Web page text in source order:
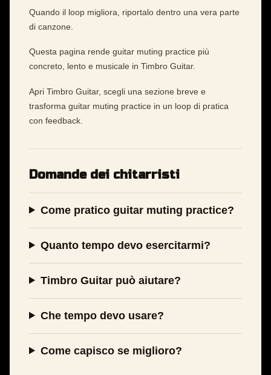
Quando il loop migliora, riportalo dentro una vera parte
di canzone.
Questa pagina rende guitar muting practice più
concreto, lento e musicale in Timbro Guitar.
Apri Timbro Guitar, scegli una sezione breve e
trasforma guitar muting practice in un loop di pratica
con feedback.
Domande dei chitarristi
Come pratico guitar muting practice?
Quanto tempo devo esercitarmi?
Timbro Guitar può aiutare?
Che tempo devo usare?
Come capisco se miglioro?